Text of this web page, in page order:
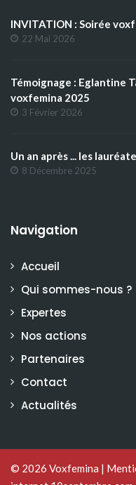
INVITATION : Soirée
22 Mai 2026
Témoignage : Eglantine
voxfemina 2025
3 Février 2026
Un an après ... les
8 Décembre 2025
Navigation
Accueil
Qui sommes-nous ?
Expertes
Nos actions
Partenaires
Contact
Actualités
© 2026 Voxfemina |